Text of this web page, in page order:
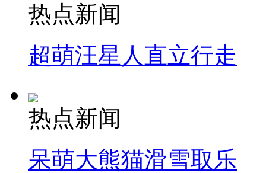
热点新闻
超萌汪星人直立行走
热点新闻
呆萌大熊猫滑雪取乐